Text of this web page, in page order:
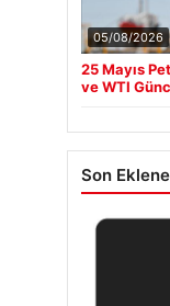
05/08/2026
25 Mayıs
ve WTI
Son